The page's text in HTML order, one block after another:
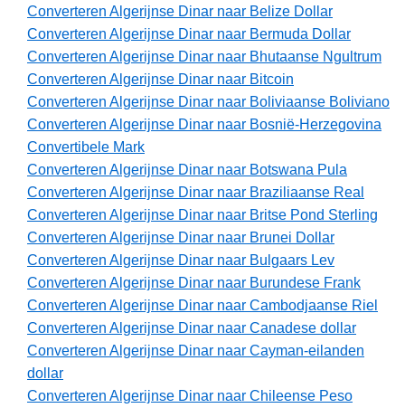
Converteren Algerijnse Dinar naar Belize Dollar
Converteren Algerijnse Dinar naar Bermuda Dollar
Converteren Algerijnse Dinar naar Bhutaanse Ngultrum
Converteren Algerijnse Dinar naar Bitcoin
Converteren Algerijnse Dinar naar Boliviaanse Boliviano
Converteren Algerijnse Dinar naar Bosnië-Herzegovina
Convertibele Mark
Converteren Algerijnse Dinar naar Botswana Pula
Converteren Algerijnse Dinar naar Braziliaanse Real
Converteren Algerijnse Dinar naar Britse Pond Sterling
Converteren Algerijnse Dinar naar Brunei Dollar
Converteren Algerijnse Dinar naar Bulgaars Lev
Converteren Algerijnse Dinar naar Burundese Frank
Converteren Algerijnse Dinar naar Cambodjaanse Riel
Converteren Algerijnse Dinar naar Canadese dollar
Converteren Algerijnse Dinar naar Cayman-eilanden
dollar
Converteren Algerijnse Dinar naar Chileense Peso